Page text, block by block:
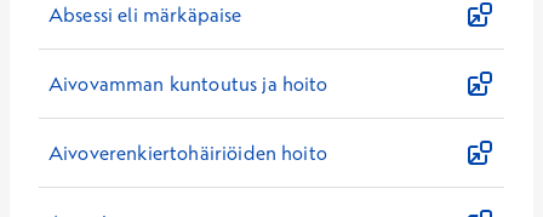
Absessi eli märkäpaise
Aivovamman kuntoutus ja hoito
Aivoverenkiertohäiriöiden hoito